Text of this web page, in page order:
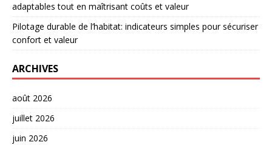
adaptables tout en maîtrisant coûts et valeur
Pilotage durable de l’habitat: indicateurs simples pour sécuriser
confort et valeur
ARCHIVES
août 2026
juillet 2026
juin 2026